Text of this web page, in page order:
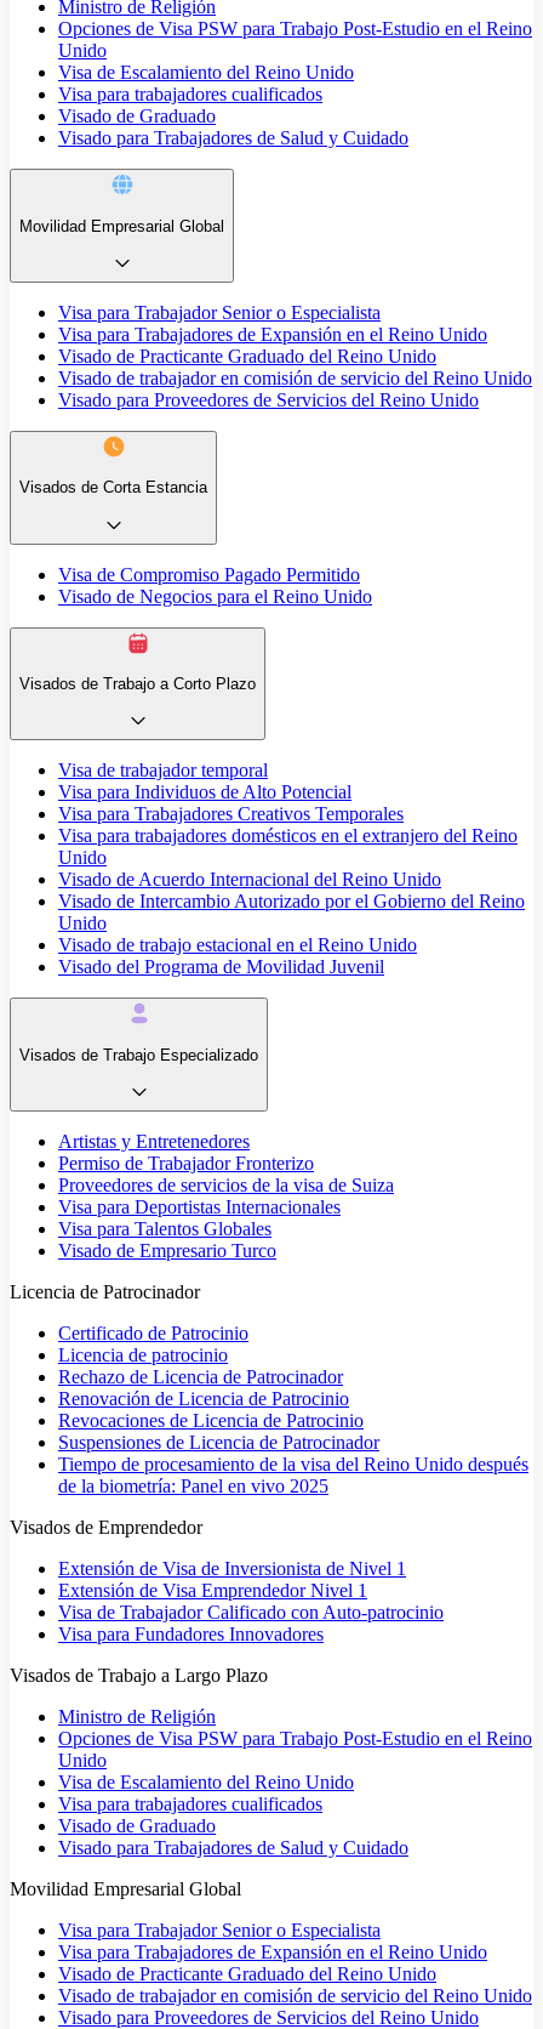
Ministro de Religión
Opciones de Visa PSW para Trabajo Post-Estudio en el Reino
Unido
Visa de Escalamiento del Reino Unido
Visa para trabajadores cualificados
Visado de Graduado
Visado para Trabajadores de Salud y Cuidado
Movilidad Empresarial Global
Visa para Trabajador Senior o Especialista
Visa para Trabajadores de Expansión en el Reino Unido
Visado de Practicante Graduado del Reino Unido
Visado de trabajador en comisión de servicio del Reino Unido
Visado para Proveedores de Servicios del Reino Unido
Visados de Corta Estancia
Visa de Compromiso Pagado Permitido
Visado de Negocios para el Reino Unido
Visados de Trabajo a Corto Plazo
Visa de trabajador temporal
Visa para Individuos de Alto Potencial
Visa para Trabajadores Creativos Temporales
Visa para trabajadores domésticos en el extranjero del Reino
Unido
Visado de Acuerdo Internacional del Reino Unido
Visado de Intercambio Autorizado por el Gobierno del Reino
Unido
Visado de trabajo estacional en el Reino Unido
Visado del Programa de Movilidad Juvenil
Visados de Trabajo Especializado
Artistas y Entretenedores
Permiso de Trabajador Fronterizo
Proveedores de servicios de la visa de Suiza
Visa para Deportistas Internacionales
Visa para Talentos Globales
Visado de Empresario Turco
Licencia de Patrocinador
Certificado de Patrocinio
Licencia de patrocinio
Rechazo de Licencia de Patrocinador
Renovación de Licencia de Patrocinio
Revocaciones de Licencia de Patrocinio
Suspensiones de Licencia de Patrocinador
Tiempo de procesamiento de la visa del Reino Unido después
de la biometría: Panel en vivo 2025
Visados de Emprendedor
Extensión de Visa de Inversionista de Nivel 1
Extensión de Visa Emprendedor Nivel 1
Visa de Trabajador Calificado con Auto-patrocinio
Visa para Fundadores Innovadores
Visados de Trabajo a Largo Plazo
Ministro de Religión
Opciones de Visa PSW para Trabajo Post-Estudio en el Reino
Unido
Visa de Escalamiento del Reino Unido
Visa para trabajadores cualificados
Visado de Graduado
Visado para Trabajadores de Salud y Cuidado
Movilidad Empresarial Global
Visa para Trabajador Senior o Especialista
Visa para Trabajadores de Expansión en el Reino Unido
Visado de Practicante Graduado del Reino Unido
Visado de trabajador en comisión de servicio del Reino Unido
Visado para Proveedores de Servicios del Reino Unido